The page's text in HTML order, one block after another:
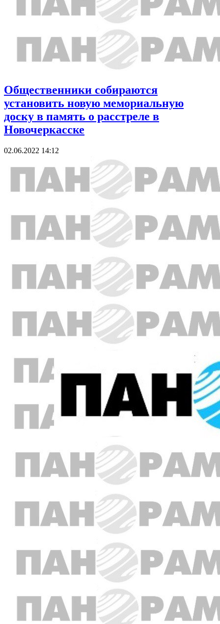
Общественники собираются
установить новую мемориальную
доску в память о расстреле в
Новочеркасске
02.06.2022 14:12